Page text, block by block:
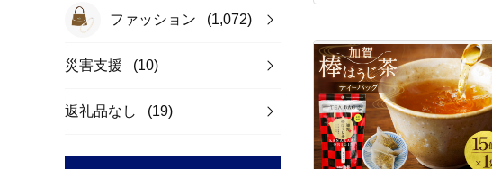
ファッション (1,072)
災害支援 (10)
返礼品なし (19)